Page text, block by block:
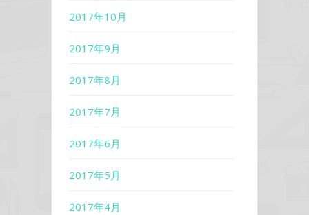
2017年10月
2017年9月
2017年8月
2017年7月
2017年6月
2017年5月
2017年4月